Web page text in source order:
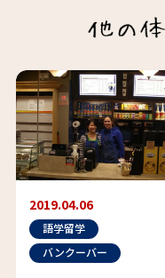
2019.04.06
語学留学
バンクーバー